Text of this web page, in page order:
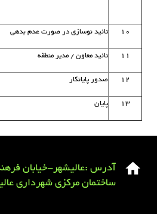
۱۰ تائید نوسازی در صورت عدم بدهی
۱۱ تائید معاون / مدیر منطقه
۱۲ صدور پایانکار
۱۳ پایان
آدرس :عالیشهر-خیابان
ساختمان مرکزی شهرداری